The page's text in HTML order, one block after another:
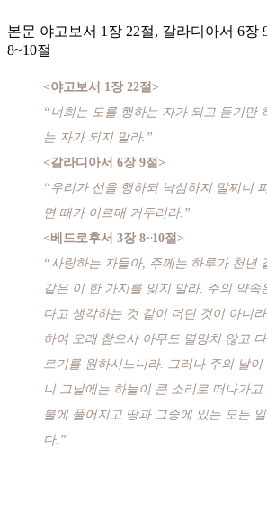
본문 야고보서 1장 22절, 갈라디아서 6장
8~10절
<야고보서 1장 22절>
“너희는 도를 행하는 자가 되고 듣기만
는 자가 되지 말라.”
<갈라디아서 6장 9절>
“우리가 선을 행하되 낙심하지 말찌니
면 때가 이르매 거두리라.”
<베드로후서 3장 8~10절>
“사랑하는 자들아, 주께는 하루가 천년
같은 이 한 가지를 잊지 말라. 주의 약속
다고 생각하는 것 같이 더딘 것이 아니
하여 오래 참으사 아무도 멸망치 않고
르기를 원하시느니라. 그러나 주의 날
니 그날에는 하늘이 큰 소리로 떠나가고
불에 풀어지고 땅과 그중에 있는 모든
다.”